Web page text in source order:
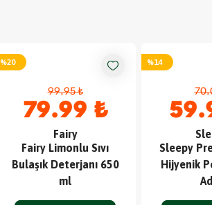
%20
99.95 ₺
79.99 ₺
Fairy
Fairy Limonlu Sıvı
Bulaşık Deterjanı 650
ml
%14
Sleepy
Hijyenik